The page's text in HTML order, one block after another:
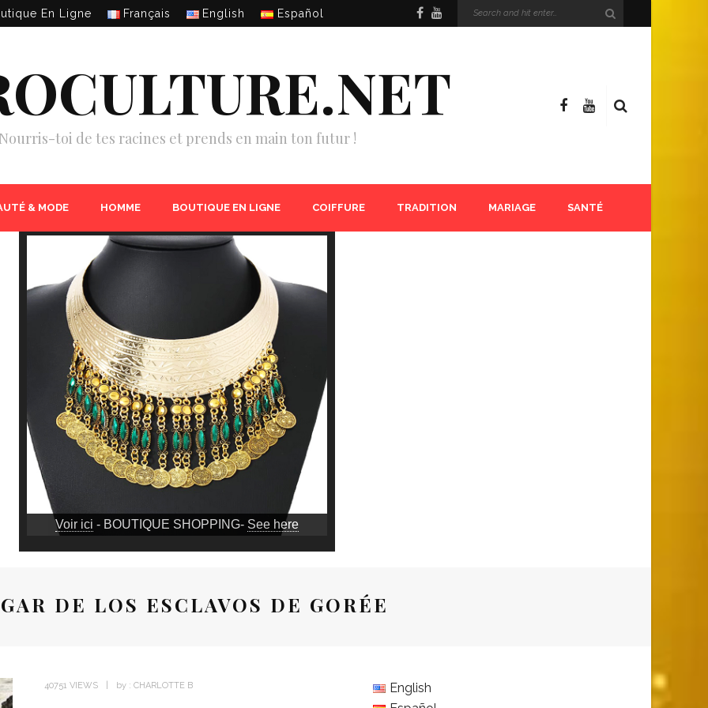
En Ligne Français English Español
toi de tes racines et prends en main ton futur !
& MODE HOMME BOUTIQUE EN LIGNE COIFFURE TRADITION MARIAGE SANTÉ
Voir ici - BOUTIQUE SHOPPING- See here
DE LOS ESCLAVOS DE GORÉE
40751 VIEWS by : CHARLOTTE B
English